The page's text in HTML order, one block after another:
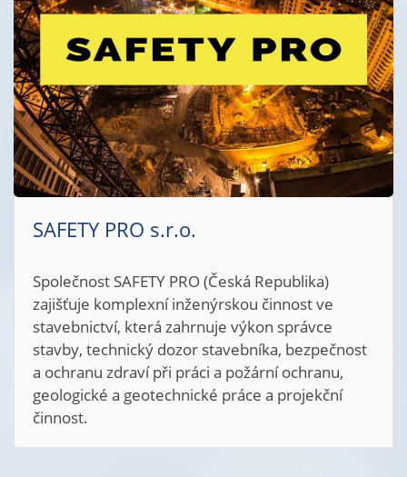
SAFETY PRO s.r.o.
Společnost SAFETY PRO (Česká Republika)
zajišťuje komplexní inženýrskou činnost ve
stavebnictví, která zahrnuje výkon správce
stavby, technický dozor stavebníka, bezpečnost
a ochranu zdraví při práci a požární ochranu,
geologické a geotechnické práce a projekční
činnost.